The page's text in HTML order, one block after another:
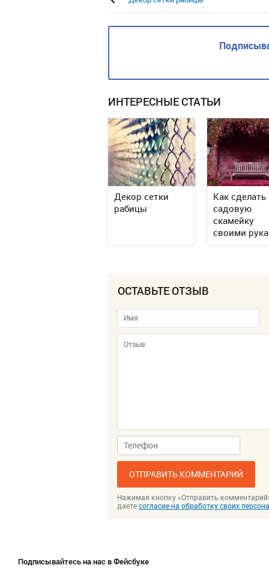
ИНТЕРЕСНЫЕ СТАТЬИ
Декор сетки
рабицы
Как сделать
садовую
скамейку
своими
ОСТАВЬТЕ ОТЗЫВ
ОТПРАВИТЬ КОММЕНТАРИЙ
Нажимая кнопку «Отправить
даете согласие на обработку своих
Подписывайтесь на нас в Фейсбуке